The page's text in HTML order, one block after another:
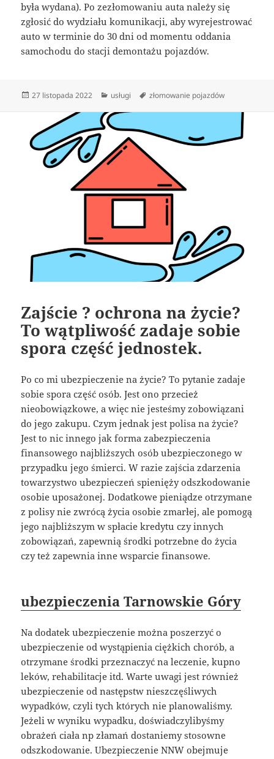
była wydana). Po zezłomowaniu auta należy się
zgłosić do wydziału komunikacji, aby wyrejestrować
auto w terminie do 30 dni od momentu oddania
samochodu do stacji demontażu pojazdów.
Data
27 listopada 2022 Kategorie
usługi Tagi
złomowanie pojazdów
Zajście ? ochrona na życie?
To wątpliwość zadaje sobie
spora część jednostek.
Po co mi ubezpieczenie na życie? To pytanie zadaje
sobie spora część osób. Jest ono przecież
nieobowiązkowe, a więc nie jesteśmy zobowiązani
do jego zakupu. Czym jednak jest polisa na życie?
Jest to nic innego jak forma zabezpieczenia
finansowego najbliższych osób ubezpieczonego w
przypadku jego śmierci. W razie zajścia zdarzenia
towarzystwo ubezpieczeń spienięży odszkodowanie
osobie uposażonej. Dodatkowe pieniądze otrzymane
z polisy nie zwrócą życia osobie zmarłej, ale pomogą
jego najbliższym w spłacie kredytu czy innych
zobowiązań, zapewnią środki potrzebne do życia
czy też zapewnia inne wsparcie finansowe.
ubezpieczenia Tarnowskie Góry
Na dodatek ubezpieczenie można poszerzyć o
ubezpieczenie od wystąpienia ciężkich chorób, a
otrzymane środki przeznaczyć na leczenie, kupno
leków, rehabilitacje itd. Warte uwagi jest również
ubezpieczenie od następstw nieszczęśliwych
wypadków, czyli tych których nie planowaliśmy.
Jeżeli w wyniku wypadku, doświadczylibyśmy
obrażeń ciała np złamań dostaniemy stosowne
odszkodowanie. Ubezpieczenie NNW obejmuje